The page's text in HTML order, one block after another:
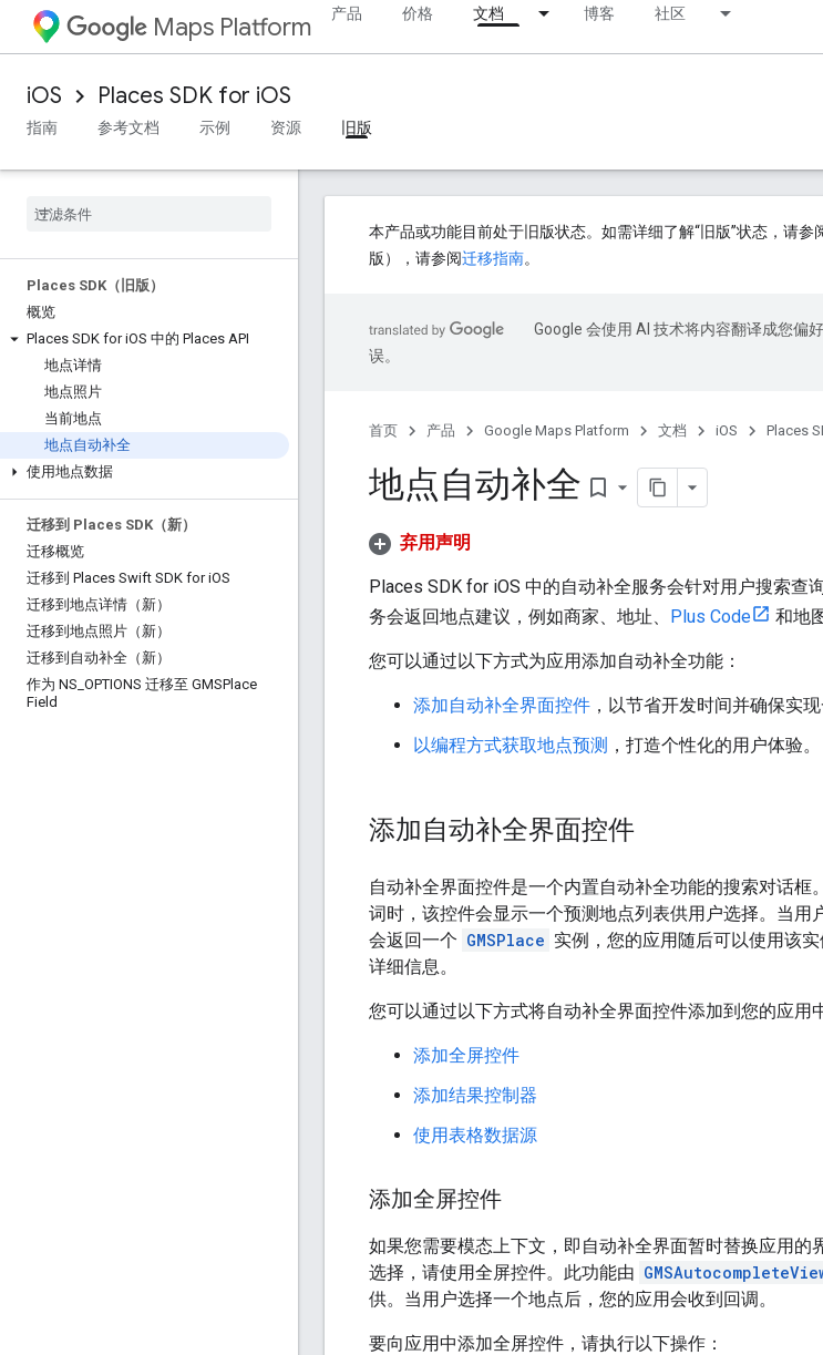
Maps Platform 产品 价格 文档 博客 社区
iOS Places SDK for iOS
指南
参考文档 示例 资源 旧版
Places SDK（旧版）
概览
Places SDK for iOS 中的 Places API
地点详情
地点照片
当前地点
地点自动补全
使用地点数据
迁移到 Places SDK（新）
迁移概览
迁移到 Places Swift SDK for iOS
迁移到地点详情（新）
迁移到地点照片（新）
迁移到自动补全（新）
作为 NS OPTIONS 迁移至 GMSPlace
Field
本产品或功能目前处于旧版状态。如需详细了解“旧版”状态，请参
版），请参阅迁移指南。
Google 会使用 AI 技术将内容翻译成您偏
误。
首页 产品 Google Maps Platform 文档 iOS Places
地点自动补全 bookmark_border
弃用声明
Places SDK for iOS 中的自动补全服务会针对用户搜索
务会返回地点建议，例如商家、地址、 Plus Code 和地
您可以通过以下方式为应用添加自动补全功能：
添加自动补全界面控件 ，以节省开发时间并确保实
以编程方式获取地点预测 ，打造个性化的用户体验。
添加自动补全界面控件
自动补全界面控件是一个内置自动补全功能的搜索对话框
词时，该控件会显示一个预测地点列表供用户选择。当用
会返回一个 GMSPlace 实例，您的应用随后可以使用该
详细信息。
您可以通过以下方式将自动补全界面控件添加到您的应用
添加全屏控件
添加结果控制器
使用表格数据源
添加全屏控件
如果您需要模态上下文，即自动补全界面暂时替换应用的
选择，请使用全屏控件。此功能由
供。当用户选择一个地点后，您的应用会收到回调。
要向应用中添加全屏控件，请执行以下操作：